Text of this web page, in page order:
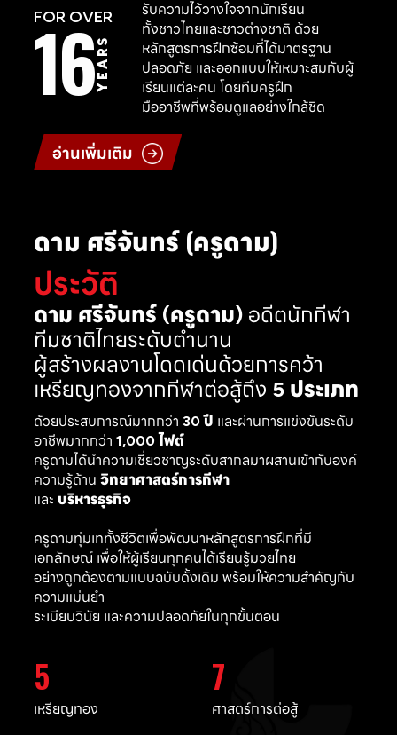
FOR OVER
16YEARS
รับความไว้วางใจจากนักเรียน
ทั้งชาวไทยและชาวต่างชาติ ด้วย
หลักสูตรการฝึกซ้อมที่ได้มาตรฐาน
ปลอดภัย และออกแบบให้เหมาะสมกับผู้
เรียนแต่ละคน โดยทีมครูฝึก
มืออาชีพที่พร้อมดูแลอย่างใกล้ชิด
อ่านเพิ่มเติม
ดาม ศรีจันทร์ (ครูดาม)
ประวัติ
ดาม ศรีจันทร์ (ครูดาม)อดีตนักกีฬา
ทีมชาติไทยระดับตำนาน
ผู้สร้างผลงานโดดเด่นด้วยการคว้า
เหรียญทองจากกีฬาต่อสู้ถึง 5 ประเภท
ด้วยประสบการณ์มากกว่า 30 ปี และผ่านการแข่งขันระดับ
อาชีพมากกว่า 1,000 ไฟต์
ครูดามได้นำความเชี่ยวชาญระดับสากลมาผสานเข้ากับองค์
ความรู้ด้าน วิทยาศาสตร์การกีฬา
และ บริหารธุรกิจ
ครูดามทุ่มเททั้งชีวิตเพื่อพัฒนาหลักสูตรการฝึกที่มี
เอกลักษณ์ เพื่อให้ผู้เรียนทุกคนได้เรียนรู้มวยไทย
อย่างถูกต้องตามแบบฉบับดั้งเดิม พร้อมให้ความสำคัญกับ
ความแม่นยำ
ระเบียบวินัย และความปลอดภัยในทุกขั้นตอน
5
เหรียญทอง
7
ศาสตร์การต่อสู้